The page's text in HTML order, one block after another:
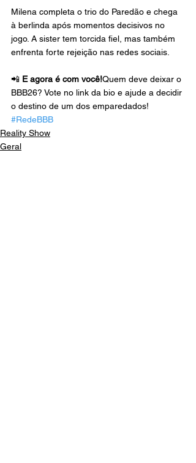
Milena completa o trio do Paredão e chega
à berlinda após momentos decisivos no
jogo. A sister tem torcida fiel, mas também
enfrenta forte rejeição nas redes sociais.
📲 E agora é com você!Quem deve deixar o
BBB26? Vote no link da bio e ajude a decidir
o destino de um dos emparedados!
#RedeBBB
Reality Show
Geral